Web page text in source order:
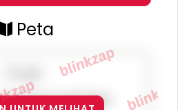
Peta
load Google Maps